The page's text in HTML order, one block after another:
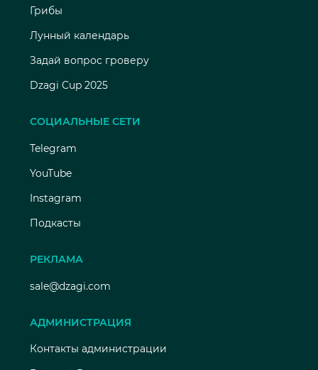
Грибы
Лунный календарь
Задай вопрос гроверу
Dzagi Cup 2025
СОЦИАЛЬНЫЕ СЕТИ
Telegram
YouTube
Instagram
Подкасты
РЕКЛАМА
sale@dzagi.com
АДМИНИСТРАЦИЯ
Контакты администрации